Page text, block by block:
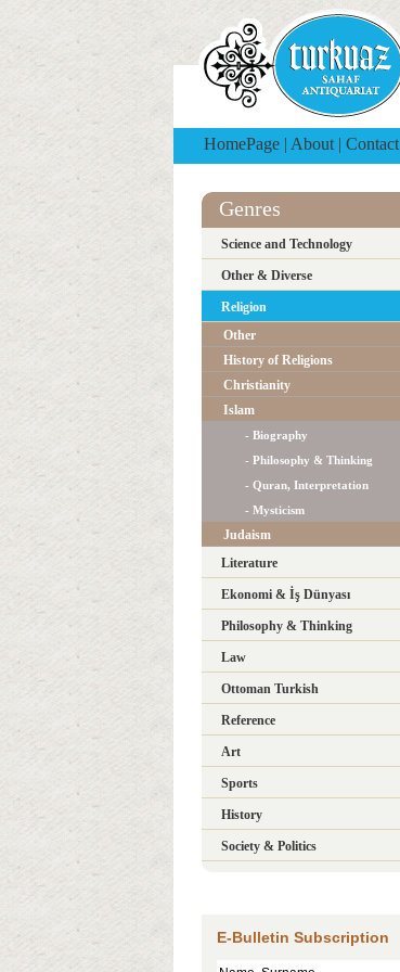
HomePage | About | Contact
Genres
Science and Technology
Other & Diverse
Religion
Other
History of Religions
Christianity
Islam
- Biography
- Philosophy & Thinking
- Quran, Interpretation
- Mysticism
Judaism
Literature
Ekonomi & İş Dünyası
Philosophy & Thinking
Law
Ottoman Turkish
Reference
Art
Sports
History
Society & Politics
E-Bulletin Subscription